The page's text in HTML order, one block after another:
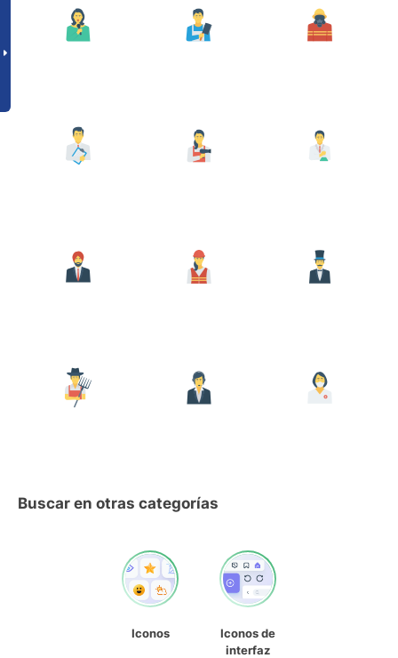
Buscar en otras categorías
Iconos
Iconos de
interfaz